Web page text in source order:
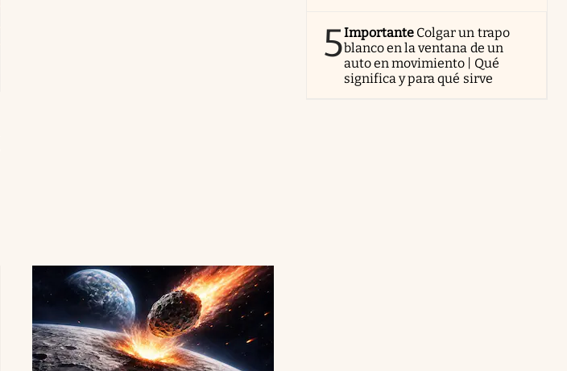
5Importante Colgar un trapo
blanco en la ventana de un
auto en movimiento | Qué
significa y para qué sirve